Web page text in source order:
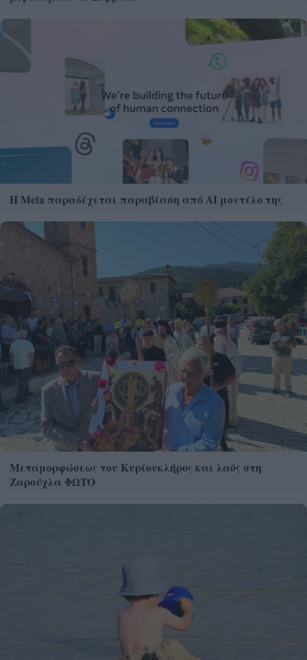
Η Meta παραδέχεται παραβίαση από AI μοντέλο της
Μεταμορφώσεως του Κυρίουκλήρος και λαός στη
Ζαρούχλα ΦΩΤΟ